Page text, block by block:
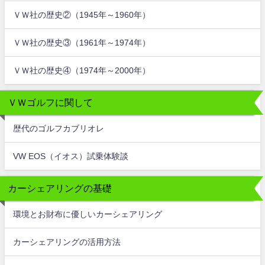
ＶＷ社の歴史②（1945年～1960年）
ＶＷ社の歴史③（1961年～1974年）
ＶＷ社の歴史④（1974年～2000年）
ＶＷゴルフに関して
歴代のゴルフカブリオレ
VW EOS（イオス）試乗体験談
カーシェアリングの基礎
環境とお財布に優しいカーシェアリング
カーシェアリングの活用方法